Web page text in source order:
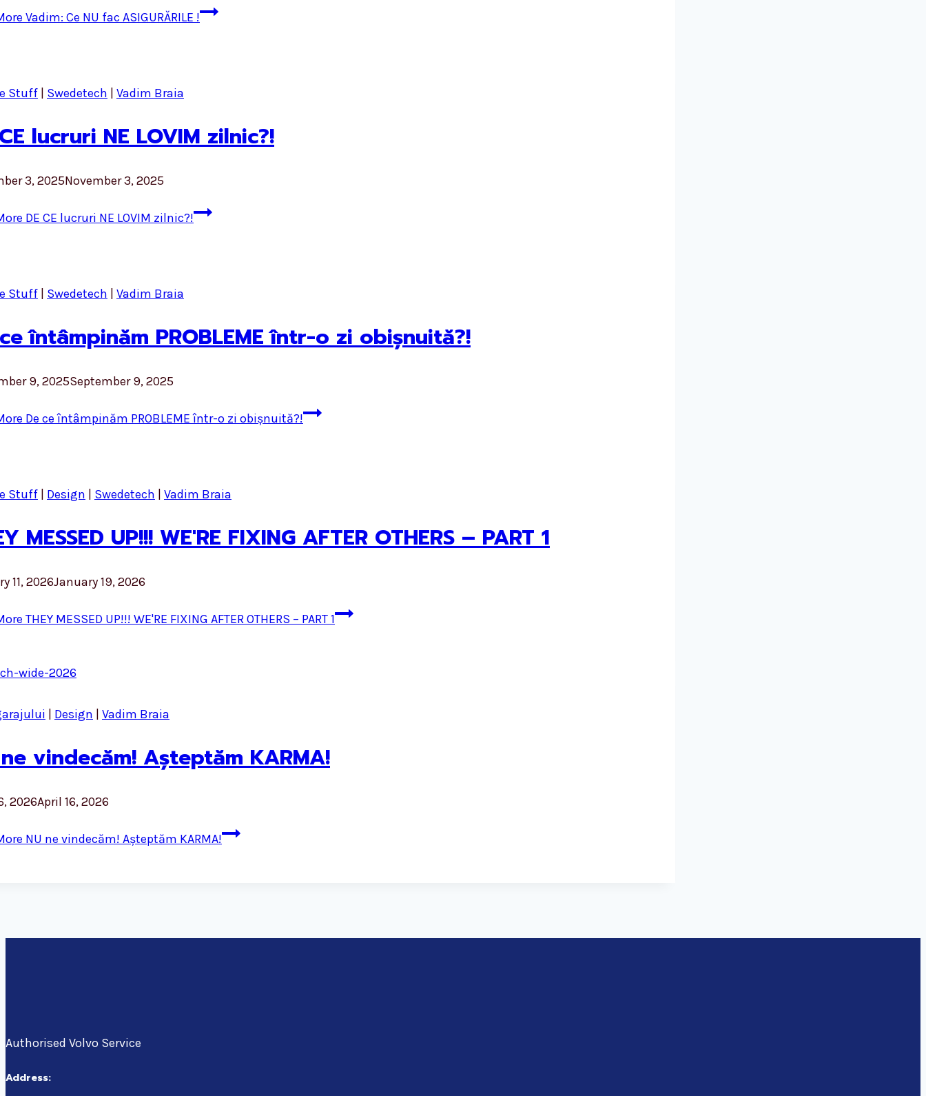
Vadim: Ce NU fac ASIGURĂRILE !
Stuff Swedetech Vadim Braia
lucruri NE LOVIM zilnic?!
3, 2025November 3, 2025
DE CE lucruri NE LOVIM zilnic?!
Stuff Swedetech Vadim Braia
întâmpinăm PROBLEME într-o zi obișnuită?!
9, 2025September 9, 2025
De ce întâmpinăm PROBLEME într-o zi obișnuită?!
Stuff Design Swedetech Vadim Braia
MESSED UP!!! WE'RE FIXING AFTER OTHERS – PART 1
11, 2026January 19, 2026
THEY MESSED UP!!! WE'RE FIXING AFTER OTHERS – PART 1
Design Vadim Braia
vindecăm! Așteptăm KARMA!
2026April 16, 2026
NU ne vindecăm! Așteptăm KARMA!
Authorised Volvo Service
Address: